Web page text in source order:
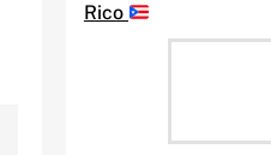
Rico